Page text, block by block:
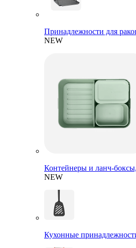
Принадлежности для
NEW
Контейнеры и ланч-
NEW
Кухонные